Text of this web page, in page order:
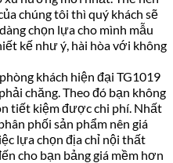
chúng tôi thì quý khách sẽ
chọn lựa cho mình mẫu
kế như ý, hài hòa với không
khách hiện đại TG1019
chăng. Theo đó bạn không
tiết kiệm được chi phí. Nhất
phối sản phẩm nên giá
lựa chọn địa chỉ nội thất
cho bạn bảng giá mềm hơn